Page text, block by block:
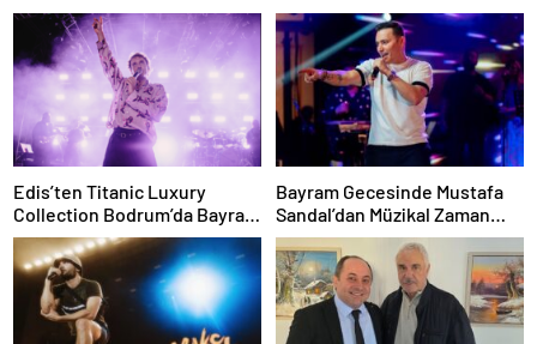
Edis’ten Titanic Luxury
Collection Bodrum’da Bayram
Gecesine Damga Vuran
Performans
Bayram Gecesinde Mustafa
Sandal’dan Müzikal Zaman
Yolculuğu